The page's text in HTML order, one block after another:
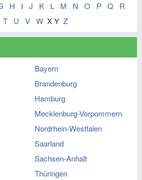
H I J K L M N O P Q
R
T U V W X Y Z
Bayern
Brandenburg
Hamburg
Mecklenburg-Vorpommern
Nordrhein-Westfalen
Saarland
Sachsen-Anhalt
Thüringen